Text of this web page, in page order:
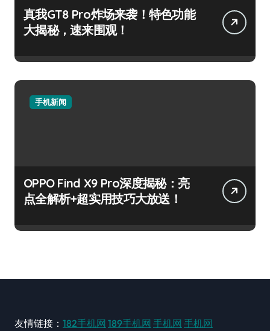
真我GT8 Pro炸场来袭！特色功能
大揭秘，速来围观！
手机新闻
OPPO Find X9 Pro深度揭秘：亮
点全解析+超实用技巧大放送！
友情链接： 182手机网 189手机网 手机网 手机网